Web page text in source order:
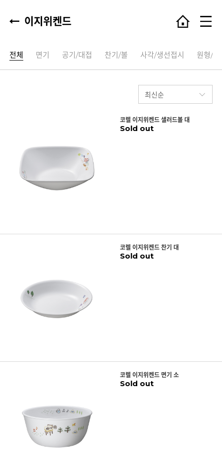
이지위켄드
전체 면기 공기/대접 찬기/볼 사각/생선접시 원형/타
코렐 이지위켄드 샐러드볼 대
Sold out
코렐 이지위켄드 찬기 대
Sold out
코렐 이지위켄드 면기 소
Sold out